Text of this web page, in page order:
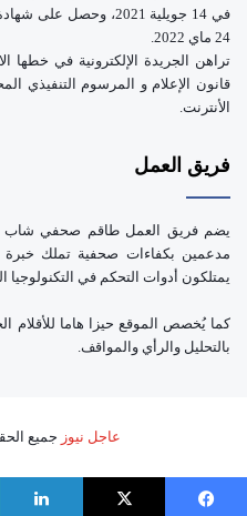
في 14 جويلية 2021،
24 ماي 2022.
تراهن الجريدة الإلكترونية في خطها
قانون الإعلام و المرسوم التنفيذي
الأنترنت.
فريق العمل
يضم فريق العمل طاقم صحفي شاب
يمتلكون أدوات التحكم في التكنولوجيا
كما يُخصص الموقع حيزا هاما للأقلام
بالتحليل والرأي والمواقف.
عاجل نيوز جميع